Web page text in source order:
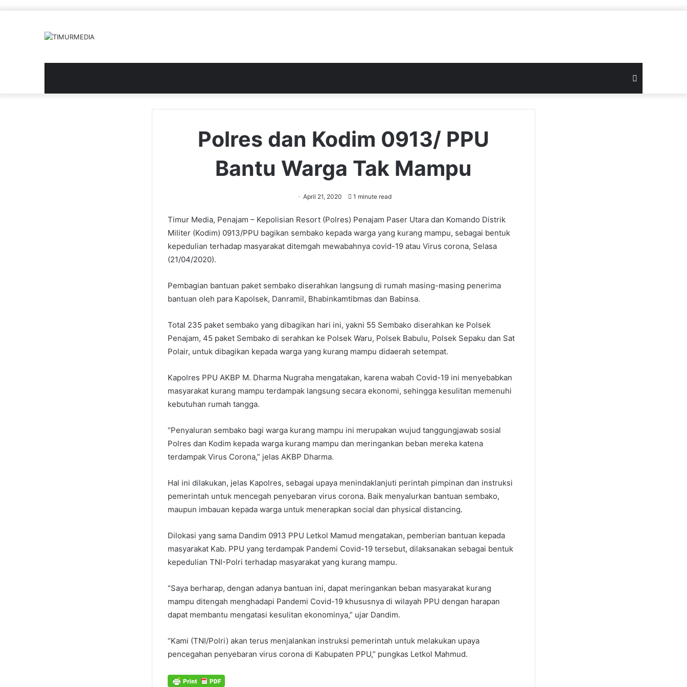
Polres dan Kodim 0913/ PPU
Bantu Warga Tak Mampu
April 21, 2020 1 minute read
Timur Media, Penajam – Kepolisian Resort (Polres) Penajam Paser Utara dan Komando Distrik
Militer (Kodim) 0913/PPU bagikan sembako kepada warga yang kurang mampu, sebagai bentuk
kepedulian terhadap masyarakat ditemgah mewabahnya covid-19 atau Virus corona, Selasa
(21/04/2020).
Pembagian bantuan paket sembako diserahkan langsung di rumah masing-masing penerima
bantuan oleh para Kapolsek, Danramil, Bhabinkamtibmas dan Babinsa.
Total 235 paket sembako yang dibagikan hari ini, yakni 55 Sembako diserahkan ke Polsek
Penajam, 45 paket Sembako di serahkan ke Polsek Waru, Polsek Babulu, Polsek Sepaku dan Sat
Polair, untuk dibagikan kepada warga yang kurang mampu didaerah setempat.
Kapolres PPU AKBP M. Dharma Nugraha mengatakan, karena wabah Covid-19 ini menyebabkan
masyarakat kurang mampu terdampak langsung secara ekonomi, sehingga kesulitan memenuhi
kebutuhan rumah tangga.
“Penyaluran sembako bagi warga kurang mampu ini merupakan wujud tanggungjawab sosial
Polres dan Kodim kepada warga kurang mampu dan meringankan beban mereka katena
terdampak Virus Corona,” jelas AKBP Dharma.
Hal ini dilakukan, jelas Kapolres, sebagai upaya menindaklanjuti perintah pimpinan dan instruksi
pemerintah untuk mencegah penyebaran virus corona. Baik menyalurkan bantuan sembako,
maupun imbauan kepada warga untuk menerapkan social dan physical distancing.
Dilokasi yang sama Dandim 0913 PPU Letkol Mamud mengatakan, pemberian bantuan kepada
masyarakat Kab. PPU yang terdampak Pandemi Covid-19 tersebut, dilaksanakan sebagai bentuk
kepedulian TNI-Polri terhadap masyarakat yang kurang mampu.
“Saya berharap, dengan adanya bantuan ini, dapat meringankan beban masyarakat kurang
mampu ditengah menghadapi Pandemi Covid-19 khususnya di wilayah PPU dengan harapan
dapat membantu mengatasi kesulitan ekonominya,” ujar Dandim.
“Kami (TNI/Polri) akan terus menjalankan instruksi pemerintah untuk melakukan upaya
pencegahan penyebaran virus corona di Kabupaten PPU,” pungkas Letkol Mahmud.